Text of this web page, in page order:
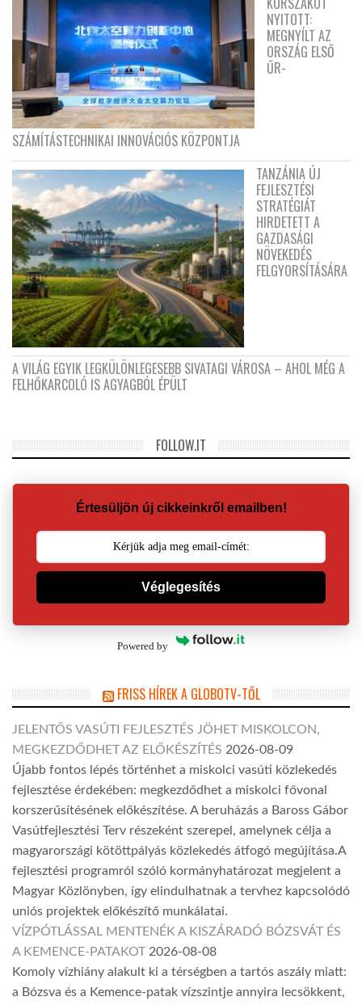
NYITOTT:
MEGNYÍLT AZ
ORSZÁG ELSŐ
ŰR-
SZÁMÍTÁSTECHNIKAI INNOVÁCIÓS KÖZPONTJA
TANZÁNIA ÚJ
FEJLESZTÉSI
STRATÉGIÁT
HIRDETETT A
GAZDASÁGI
NÖVEKEDÉS
FELGYORSÍTÁSÁRA
A VILÁG EGYIK LEGKÜLÖNLEGESEBB SIVATAGI VÁROSA – AHOL MÉG A
FELHŐKARCOLÓ IS AGYAGBÓL ÉPÜLT
FOLLOW.IT
Értesüljön új cikkeinkről emailben!
Véglegesítés
Powered by
FRISS HÍREK A GLOBOTV-TŐL
JELENTŐS VASÚTI FEJLESZTÉS JÖHET MISKOLCON,
MEGKEZDŐDHET AZ ELŐKÉSZÍTÉS 2026-08-09
Újabb fontos lépés történhet a miskolci vasúti közlekedés
fejlesztése érdekében: megkezdődhet a miskolci fővonal
korszerűsítésének előkészítése. A beruházás a Baross Gábor
Vasútfejlesztési Terv részeként szerepel, amelynek célja a
magyarországi kötöttpályás közlekedés átfogó megújítása.A
fejlesztési programról szóló kormányhatározat megjelent a
Magyar Közlönyben, így elindulhatnak a tervhez kapcsolódó
uniós projektek előkészítő munkálatai.
VÍZPÓTLÁSSAL MENTENÉK A KISZÁRADÓ BÓZSVÁT ÉS
A KEMENCE-PATAKOT 2026-08-08
Komoly vízhiány alakult ki a térségben a tartós aszály miatt:
a Bózsva és a Kemence-patak vízszintje annyira lecsökkent,